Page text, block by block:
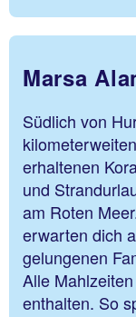
Marsa
Südlich von
erhaltenen
und
am Roten
erwarten dich
gelungenen
Alle
enthalten. So